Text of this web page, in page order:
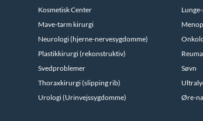
Kosmetisk Center
Mave-tarm kirurgi
Neurologi (hjerne-nervesygdomme)
Plastikkirurgi (rekonstruktiv)
Svedproblemer
Søvn
Thoraxkirurgi (slipping rib)
Urologi (Urinvejssygdomme)
Øre-